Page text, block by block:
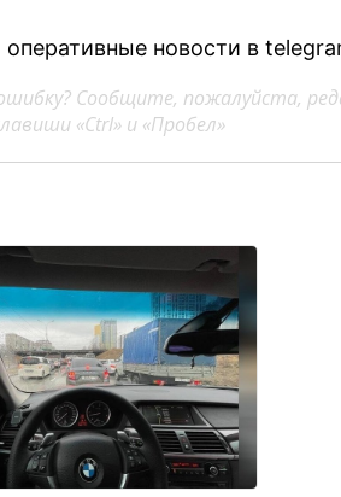
новости в
Сообщите, пожалуйста,
«Ctrl» и «Пробел»